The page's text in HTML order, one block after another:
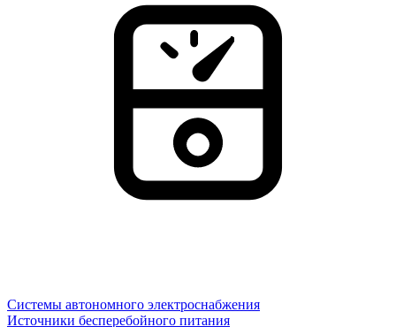
Системы автономного электроснабжения
Источники бесперебойного питания